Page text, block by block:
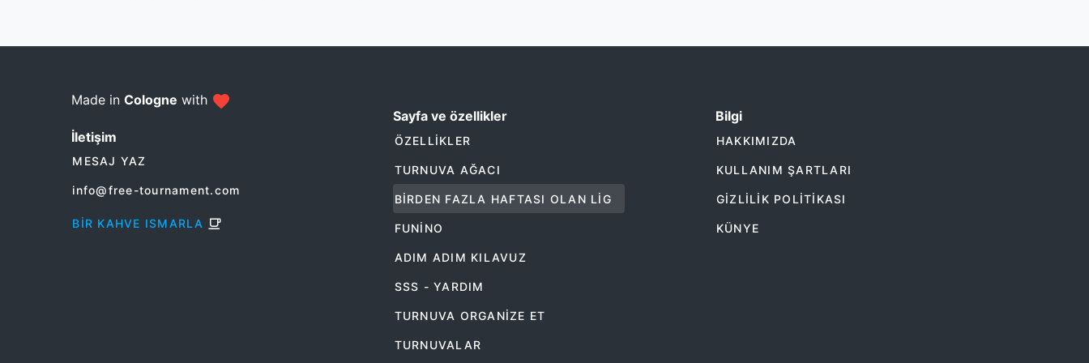
Made in Cologne with
İletişim
MESAJ YAZ
info@free-tournament.com
BIR KAHVE ISMARLA
Sayfa ve özellikler
ÖZELLIKLER
TURNUVA AĞACI
BIRDEN FAZLA HAFTASI OLAN LIG
FUNINO
ADIM ADIM KILAVUZ
SSS - YARDIM
TURNUVA ORGANIZE ET
TURNUVALAR
Bilgi
HAKKIMIZDA
KULLANIM ŞARTLARI
GIZLILIK POLITIKASI
KÜNYE